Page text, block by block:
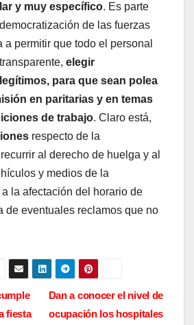
y muy específico. Es parte
de las fuerzas
a permitir que todo el personal
elegir
para que sean polea
en paritarias y en temas
de trabajo. Claro está,
respecto de la
al derecho de huelga y al
y medios de la
la afectación del horario de
de eventuales reclamos que no
Dan a conocer el nivel de
ocupación los hospitales
fiesta